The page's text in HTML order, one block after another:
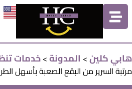
هابي كلين> المدونة>خدمات
مرتبة السرير من البقع الصعبة بأسهل